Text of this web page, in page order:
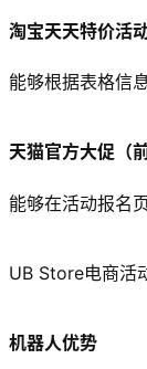
淘宝天天特价活
能够根据表格信
天猫官方大促（
能够在活动报名
UB Store电商活
机器人优势